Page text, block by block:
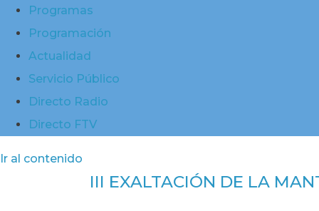
Programas
Programación
Actualidad
Servicio Público
Directo Radio
Directo FTV
Ir al contenido
III EXALTACIÓN DE LA